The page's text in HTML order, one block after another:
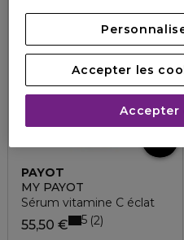
PAYOT
MY PAYOT
Sérum vitamine C éclat
55,50 € 5 2
Accepter les
Accepter